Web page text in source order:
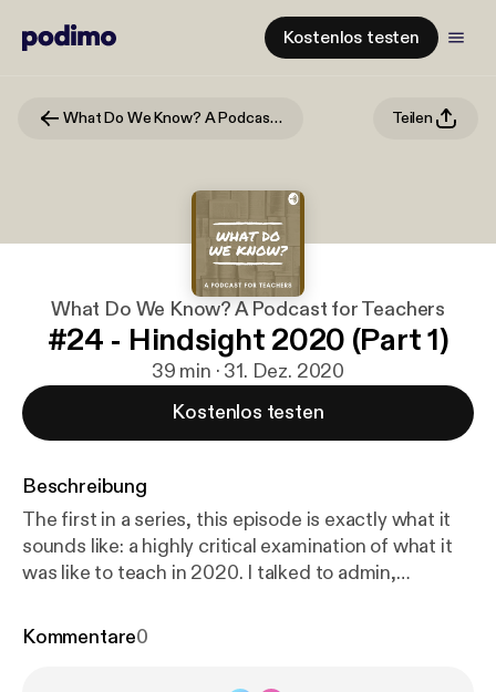
Kostenlos testen
What Do We Know? A Podcast for Teachers Teilen
What Do We Know? A Podcast for Teachers
#24 - Hindsight 2020 (Part 1)
39 min · 31. Dez. 2020
Kostenlos testen
Beschreibung
The first in a series, this episode is exactly what it
sounds like: a highly critical examination of what it
was like to teach in 2020. I talked to admin,
psychologist about the visible and invisible impacts
Kommentare0